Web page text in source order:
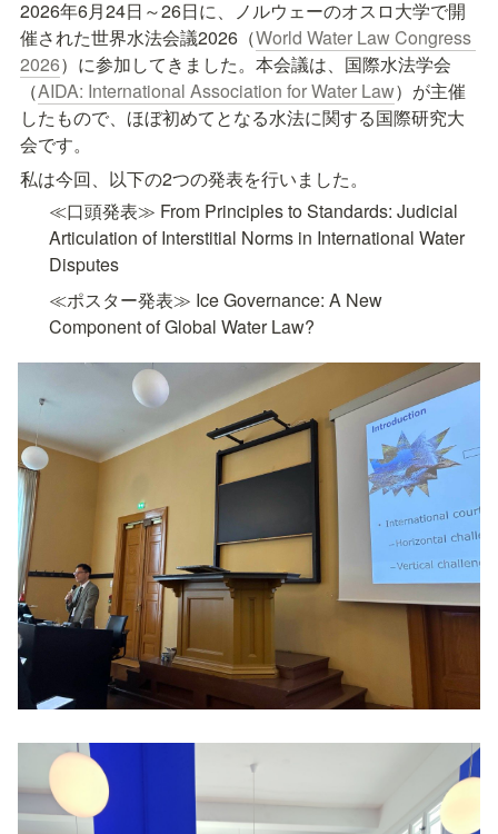
2026年6月24日～26日に、ノルウェーのオスロ大学で開
催された世界水法会議2026（World Water Law Congress
2026）に参加してきました。本会議は、国際水法学会
（AIDA: International Association for Water Law）が主催
したもので、ほぼ初めてとなる水法に関する国際研究大
会です。
私は今回、以下の2つの発表を行いました。
≪口頭発表≫ From Principles to Standards: Judicial
Articulation of Interstitial Norms in International Water
Disputes
≪ポスター発表≫ Ice Governance: A New
Component of Global Water Law?